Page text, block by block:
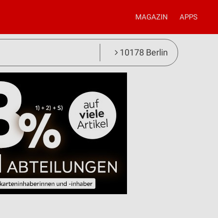
MAGAZIN APPS
10178 Berlin